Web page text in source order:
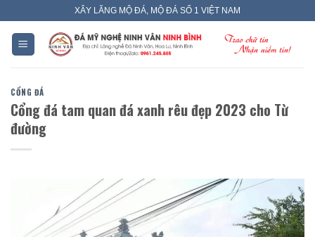
content
XÂY LĂNG MỘ ĐÁ, MỘ ĐÁ SỐ 1 VIỆT NAM
CỔNG ĐÁ
Cổng đá tam quan đá xanh rêu đẹp 2023 cho Từ
đường